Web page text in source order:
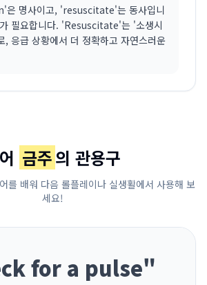
명사이고, 'resuscitate'는 동사입니
필요합니다. 'Resuscitate'는 '소생시
, 응급 상황에서 더 정확하고 자연스러운
금주의 관용구
를 배워 다음 롤플레이나 실생활에서 사용해 보
세요!
for a pulse"